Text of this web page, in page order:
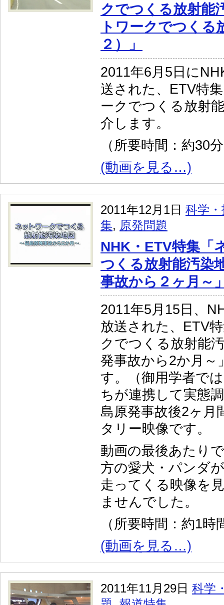
クでつくる放射能
トワークでつくる
２）」
2011年6月5日に
送された、ETV特
ークでつくる放射
介します。
（所要時間：約30
(動画を見る…)
2011年12月1日 科学
集, 原発問題
NHK・ETV特集「
つくる放射能汚染
事故から２ヶ月～
2011年5月15日、
放送された、ETV
クでつくる放射能
発事故から2か月～
す。（御用学者で
ちが連携して実態
島原発事故後2ヶ月
タリー映像です。
動画の最後あたり
方の愛犬・パンダ
走ってくる映像を
ませんでした。
（所要時間：約1時
(動画を見る…)
2011年11月29日 科学